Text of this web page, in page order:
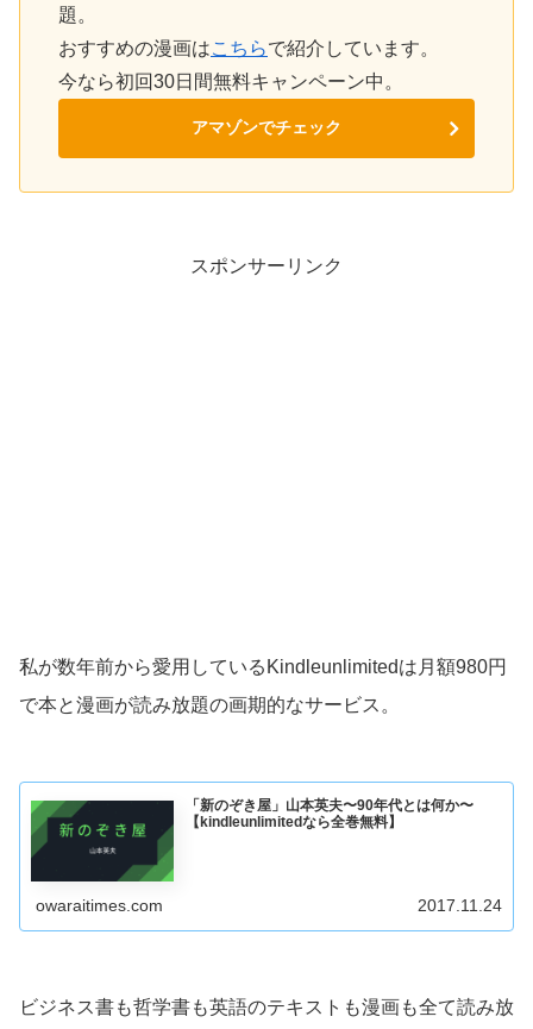
題。
おすすめの漫画はこちらで紹介しています。
今なら初回30日間無料キャンペーン中。
アマゾンでチェック
スポンサーリンク
私が数年前から愛用しているKindleunlimitedは月額980円
で本と漫画が読み放題の画期的なサービス。
「新のぞき屋」山本英夫〜90年代とは何か〜
【kindleunlimitedなら全巻無料】
owaraitimes.com 2017.11.24
ビジネス書も哲学書も英語のテキストも漫画も全て読み放